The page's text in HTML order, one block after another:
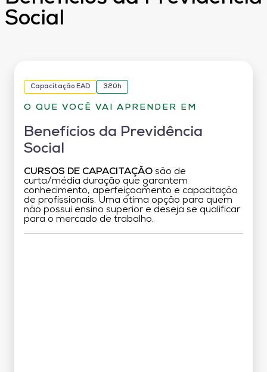
Social
Capacitação EAD 320h
O QUE VOCÊ VAI APRENDER EM
Benefícios da Previdência
Social
CURSOS DE CAPACITAÇÃO são de
curta/média duração que garantem
conhecimento, aperfeiçoamento e capacitação
de profissionais. Uma ótima opção para quem
não possui ensino superior e deseja se qualificar
para o mercado de trabalho.